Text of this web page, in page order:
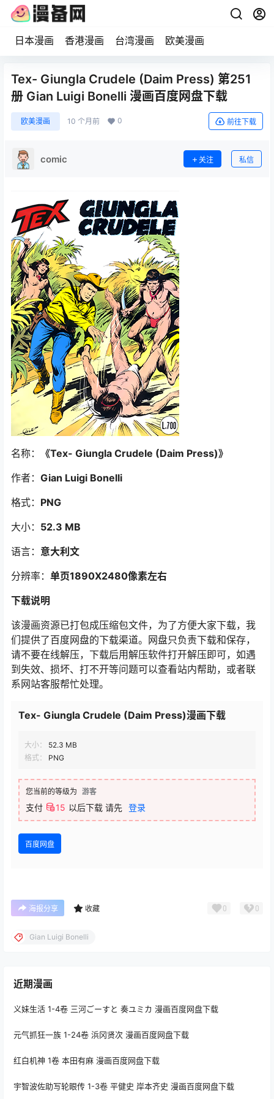
日本漫画 香港漫画 台湾漫画 欧美漫画
Tex- Giungla Crudele (Daim Press) 第251
册 Gian Luigi Bonelli 漫画百度网盘下载
欧美漫画 10 个月前 0 前往下载
comic 关注 私信
名称： 《Tex- Giungla Crudele (Daim Press)》
作者： Gian Luigi Bonelli
格式： PNG
大小： 52.3 MB
语言： 意大利文
分辨率： 单页1890X2480像素左右
下载说明
该漫画资源已打包成压缩包文件，为了方便大家下载，我
们提供了百度网盘的下载渠道。网盘只负责下载和保存，
请不要在线解压，下载后用解压软件打开解压即可，如遇
到失效、损坏、打不开等问题可以查看站内帮助，或者联
系网站客服帮忙处理。
Tex- Giungla Crudele (Daim Press)漫画下载
大小：
52.3 MB
格式：
PNG
您当前的等级为 游客
支付 15 以后下载 请先 登录
百度网盘
海报分享 收藏 0 0
Gian Luigi Bonelli
近期漫画
义妹生活 1-4卷 三河ごーすと 奏ユミカ 漫画百度网盘下载
元气抓狂一族 1-24卷 浜冈贤次 漫画百度网盘下载
红白机神 1卷 本田有麻 漫画百度网盘下载
宇智波佐助写轮眼传 1-3卷 平健史 岸本齐史 漫画百度网盘下载